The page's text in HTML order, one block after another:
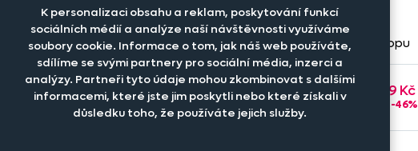
Počet kusů Cena na prodejně Cena na eshopu
ks + 499 Kč 269 Kč
-46%
K personalizaci obsahu a reklam, poskytování funkcí
sociálních médií a analýze naší návštěvnosti využíváme
soubory cookie. Informace o tom, jak náš web používáte,
sdílíme se svými partnery pro sociální média, inzerci a
analýzy. Partneři tyto údaje mohou zkombinovat s dalšími
informacemi, které jste jim poskytli nebo které získali v
důsledku toho, že používáte jejich služby.